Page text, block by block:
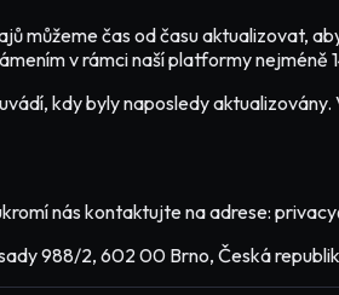
můžeme čas od času aktualizovat,
v rámci naší platformy nejméně
kdy byly naposledy
nás kontaktujte na adrese:
988/2, 602 00 Brno, Česká